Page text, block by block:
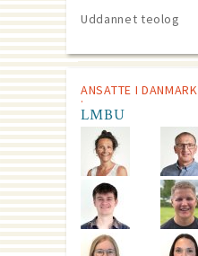
Uddannet teolog
ANSATTE I DANMARK
LMBU